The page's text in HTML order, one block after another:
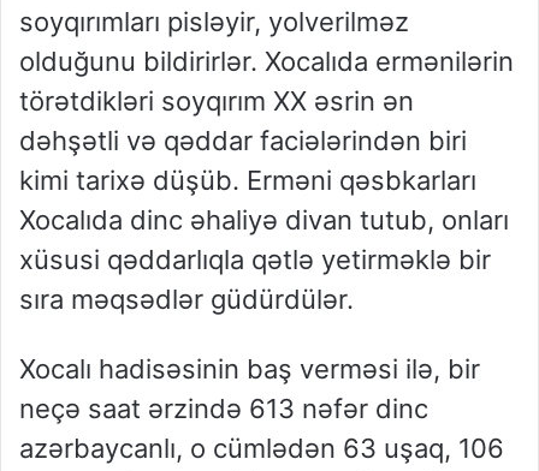
soyqırımları pisləyir, yolverilməz
olduğunu bildirirlər. Xocalıda ermənilərin
törətdikləri soyqırım XX əsrin ən
dəhşətli və qəddar faciələrindən biri
kimi tarixə düşüb. Erməni qəsbkarları
Xocalıda dinc əhaliyə divan tutub, onları
xüsusi qəddarlıqla qətlə yetirməklə bir
sıra məqsədlər güdürdülər.
Xocalı hadisəsinin baş verməsi ilə, bir
neçə saat ərzində 613 nəfər dinc
azərbaycanlı, o cümlədən 63 uşaq, 106